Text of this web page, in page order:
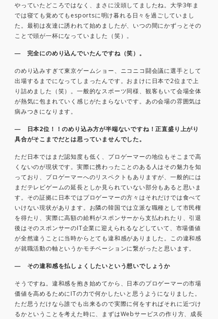
やっていたどころではなく、まさに没頭してましたね。大学3年ま
では寝ても覚めてもesportsに明け暮れる日々を過ごしていまし
た。最初は友達に誘われて始めましたが、いつの間にかずっとその
ことで頭が一杯になっていました（笑）。
― 完全にのめり込んでいたんですね（笑）。
のめり込みすぎて東京ゲームショー、ニコニコ闘会議に選手として
出場するまでになってしまったんです。おまけに日本で2位まで上
り詰めました（笑）。一般的なスポーツ同様、観客もいて会場全体
が熱気に包まれていく感じがたまらないです。あの会場の雰囲気は
病みつきになります。
― 日本2位！！のめり込み方が半端ないですね！正直盛り上がり
具合がそこまでだとは思っていませんでした。
ただ日本ではまだ認知度も低く、プロゲーマーの地位もそこまで高
くないのが現状です。実際に携わったことのある人はその魅力を知
っており、プロゲーマーへのリスペクトもありますが、一般的には
まだテレビゲームの延長としか見られていない部分もあると思いま
す。その証拠に日本ではプロゲーマーの方々はそれだけでは食べて
いけない現状があります。お隣の韓国では立派な職種として市民権
を得たり、実際に高額の給料がスポンサーから支払われたり、引退
後はそのスポンサーのIT企業に迎えられるなどしていて、市場価値
が全然違うことに当時からとても違和感がありました。この違和感
が就職活動の軸というかモチベーションに繋がったと思います。
― その違和感を払しょくしたいという想いでしょうか
そうですね。違和感を抱き始めてから、日本のプロゲーマーの市場
価値を高めるためにITの力で何かしたいと思うようになりました。
ただ思うだけなら誰でも出来るので実際に何をすればそれに近づけ
るかということを考えた時に、まずはWebサービスの作り方、成長